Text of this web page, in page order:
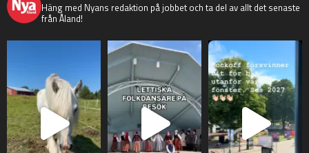
Häng med Nyans redaktion på jobbet och ta del av allt det senaste
från Åland!